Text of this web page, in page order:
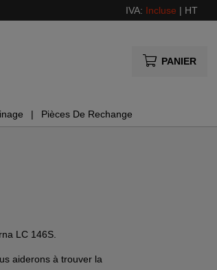
IVA: Incluse | HT
PANIER
Pièces De Rechange
LC 146S.
aiderons à trouver la